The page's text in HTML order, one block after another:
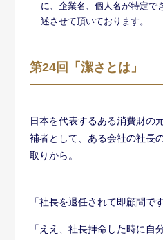
に、企業名、個人名が特定で
述させて頂いております。
第24回「潔さとは」
日本を代表するある消費財の
補者として、ある会社の社長
取りから。
「社長を退任されて即顧問で
「ええ、社長拝命した時に自